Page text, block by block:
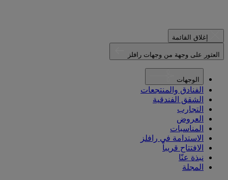
إغلاق القائمة
العثور على وجهة من وجهات رافلز
الوجهات
الفنادق والمنتجعات
الشقق الفندقية
التجارب
العروض
المناسبات
الاستدامة في رافلز
الافتتاح قريباً
نبذة عنّا
المجلة